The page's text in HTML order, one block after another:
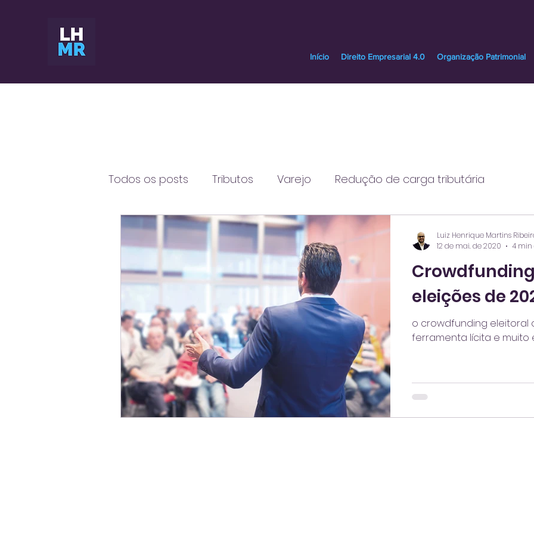
Início Direito Empresarial 4.0 Organização Patrimonial
Todos os posts Tributos Varejo Redução de carga tributária
Gastos com publicidade Crédito PIS/Cofins
Gestão de reputação Defesa Impacto social Gestores
Monitoramento Controle Independente eleições
tarifa energia elétrica conta de água
pesquisas reputação proteção patrimônio holding
eleições de
o crowdfunding eleitoral
ferramenta lícita e muito
Luiz Henrique Martins
12 de mai. de 2020
4 min